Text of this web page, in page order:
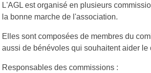
L'AGL est organisé en plusieurs
la bonne marche de l'association.
Elles sont composées de membres du
aussi de bénévoles qui souhaitent aider le
Responsables des commissions :